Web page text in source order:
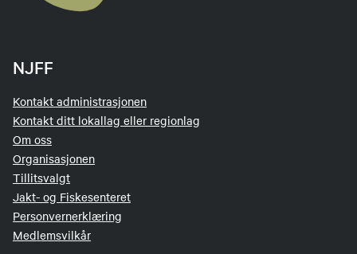
NJFF
Kontakt administrasjonen
Kontakt ditt lokallag eller regionlag
Om oss
Organisasjonen
Tillitsvalgt
Jakt- og Fiskesenteret
Personvernerklæring
Medlemsvilkår